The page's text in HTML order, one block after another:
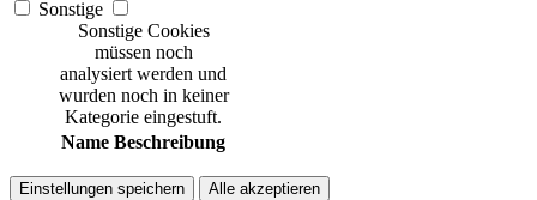
Sonstige
Sonstige Cookies
müssen noch
analysiert werden und
wurden noch in keiner
Kategorie eingestuft.
Name Beschreibung
Einstellungen speichern Alle akzeptieren